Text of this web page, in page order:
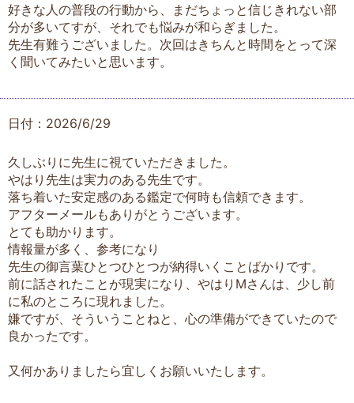
好きな人の普段の行動から、まだちょっと信じきれない部
分が多いてすが、それでも悩みが和らぎました。
先生有難うございました。次回はきちんと時間をとって深
く聞いてみたいと思います。
日付：2026/6/29
久しぶりに先生に視ていただきました。
やはり先生は実力のある先生です。
落ち着いた安定感のある鑑定で何時も信頼できます。
アフターメールもありがとうございます。
とても助かります。
情報量が多く、参考になり
先生の御言葉ひとつひとつが納得いくことばかりです。
前に話されたことが現実になり、やはりМさんは、少し前
に私のところに現れました。
嫌ですが、そういうことねと、心の準備ができていたので
良かったです。
又何かありましたら宜しくお願いいたします。